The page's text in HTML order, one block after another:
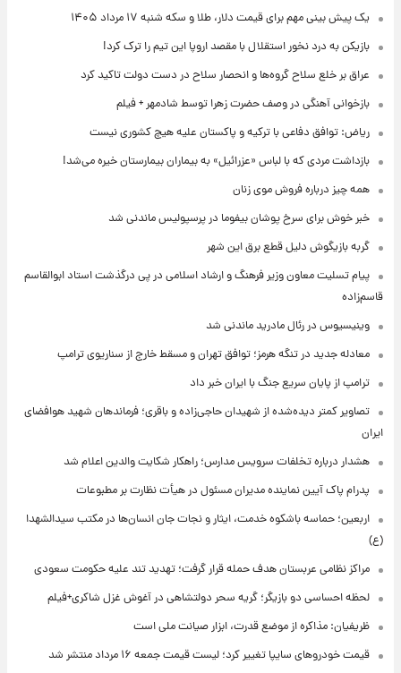
یک پیش ‌بینی مهم برای قیمت دلار، طلا و سکه شنبه ۱۷ مرداد ۱۴۰۵
بازیکن به درد نخور استقلال با مقصد اروپا این تیم را ترک کرد!
عراق بر خلع سلاح گروه‌ها و انحصار سلاح در دست دولت تاکید کرد
بازخوانی آهنگی در وصف حضرت زهرا توسط شادمهر + فیلم
ریاض: توافق دفاعی با ترکیه و پاکستان علیه هیچ کشوری نیست
بازداشت مردی که با لباس «عزرائیل» به بیماران بیمارستان خیره می‌شد!
همه چیز درباره فروش موی زنان
خبر خوش برای سرخ پوشان بیفوما در پرسپولیس ماندنی شد
گربه بازیگوش دلیل قطع برق این شهر
پیام تسلیت معاون وزیر فرهنگ و ارشاد اسلامی در پی درگذشت استاد ابوالقاسم
قاسم‌زاده
وینیسیوس در رئال مادرید ماندنی شد
معادله جدید در تنگه هرمز؛ توافق تهران و مسقط خارج از سناریوی ترامپ
ترامپ از پایان سریع جنگ با ایران خبر داد
تصاویر کمتر دیده‌شده از شهیدان حاجی‌زاده و باقری؛ فرماندهان شهید هوافضای
ایران
هشدار درباره تخلفات سرویس مدارس؛ راهکار شکایت والدین اعلام شد
پدرام پاک آیین نماینده مدیران مسئول در هیأت نظارت بر مطبوعات
اربعین؛ حماسه باشکوه خدمت، ایثار و نجات جان انسان‌ها در مکتب سیدالشهدا
(ع)
مراکز نظامی عربستان هدف حمله قرار گرفت؛ تهدید تند علیه حکومت سعودی
لحظه احساسی دو بازیگر؛ گریه سحر دولتشاهی در آغوش غزل شاکری+فیلم
ظریفیان: مذاکره از موضع قدرت، ابزار صیانت ملی است
قیمت خودروهای سایپا تغییر کرد؛ لیست قیمت جمعه ۱۶ مرداد منتشر شد